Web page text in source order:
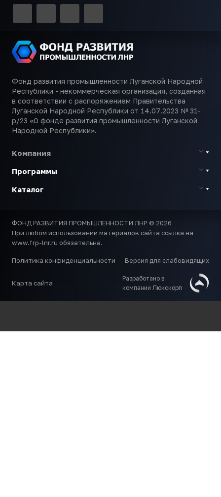
Фонд развития промышленности Луганской Народной
Республики - некоммерческая организация, созданная
в соответствии с распоряжением Правительства
Луганской Народной Республики от 14.07.2023 № 31-
р/23 «О фонде развития промышленности Луганской
Народной Республики».
Компания
Программы
Каталог
ФОНД РАЗВИТИЯ ПРОМЫШЛЕННОСТИ ЛНР © 2026
При любом использовании материалов сайта ссылка на
www.frp-lnr.ru обязательна.
Политика конфиденциальности Версия для слабовидящих
Карта сайта
Разработано в
компании Люкскорп